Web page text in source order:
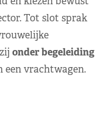
Tot slot sprak
onder begeleiding
vrachtwagen.